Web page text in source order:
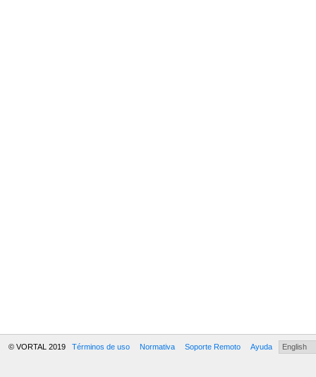
© VORTAL 2019 Términos de uso Normativa Soporte Remoto Ayuda